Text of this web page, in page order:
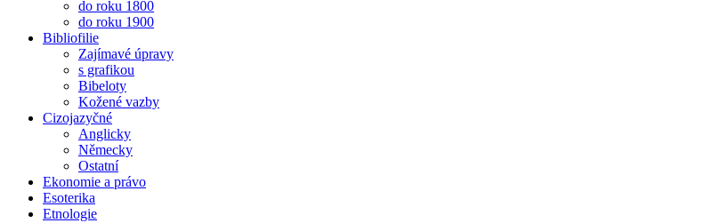
do roku 1800
do roku 1900
Bibliofilie
Zajímavé úpravy
s grafikou
Bibeloty
Kožené vazby
Cizojazyčné
Anglicky
Německy
Ostatní
Ekonomie a právo
Esoterika
Etnologie